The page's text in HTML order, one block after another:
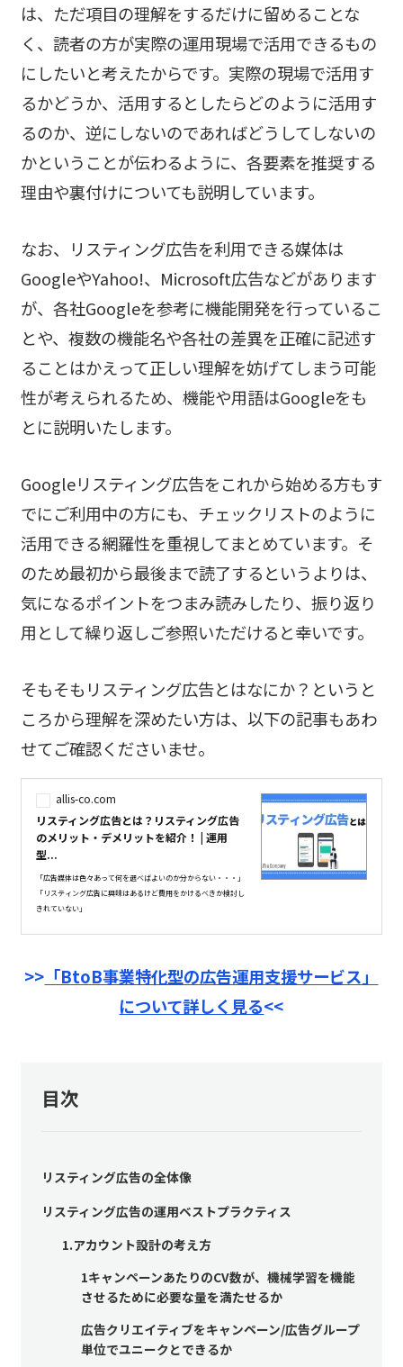
は、ただ項目の理解をするだけに留めることな
く、読者の方が実際の運用現場で活用できるもの
にしたいと考えたからです。実際の現場で活用す
るかどうか、活用するとしたらどのように活用す
るのか、逆にしないのであればどうしてしないの
かということが伝わるように、各要素を推奨する
理由や裏付けについても説明しています。
なお、リスティング広告を利用できる媒体は
GoogleやYahoo!、Microsoft広告などがあります
が、各社Googleを参考に機能開発を行っているこ
とや、複数の機能名や各社の差異を正確に記述す
ることはかえって正しい理解を妨げてしまう可能
性が考えられるため、機能や用語はGoogleをも
とに説明いたします。
Googleリスティング広告をこれから始める方もす
でにご利用中の方にも、チェックリストのように
活用できる網羅性を重視してまとめています。そ
のため最初から最後まで読了するというよりは、
気になるポイントをつまみ読みしたり、振り返り
用として繰り返しご参照いただけると幸いです。
そもそもリスティング広告とはなにか？というと
ころから理解を深めたい方は、以下の記事もあわ
せてご確認くださいませ。
allis-co.com
リスティング広告とは？リスティング広告
のメリット・デメリットを紹介！ | 運用
型...
「広告媒体は色々あって何を選べばよいのか分からない・・・」
「リスティング広告に興味はあるけど費用をかけるべきか検討し
きれていない」
>> 「BtoB事業特化型の広告運用支援サービス」
について詳しく見る<<
目次
リスティング広告の全体像
リスティング広告の運用ベストプラクティス
1.アカウント設計の考え方
1キャンペーンあたりのCV数が、機械学習を機能
させるために必要な量を満たせるか
広告クリエイティブをキャンペーン/広告グループ
単位でユニークとできるか